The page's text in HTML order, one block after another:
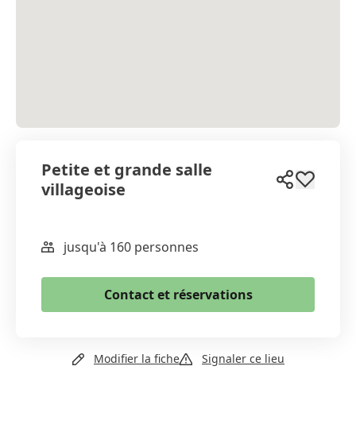
Petite et grande salle
villageoise
WhatsApp
Email
Copier le lien
jusqu'à 160 personnes
Contact et réservations
Email
Modifier la fiche Signaler ce lieu